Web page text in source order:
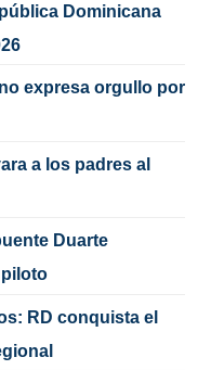
Dominicana
expresa orgullo por
a los padres al
Duarte
RD conquista el